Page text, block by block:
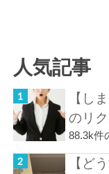
人気記事
【し
のリ
88.3k件
【ど